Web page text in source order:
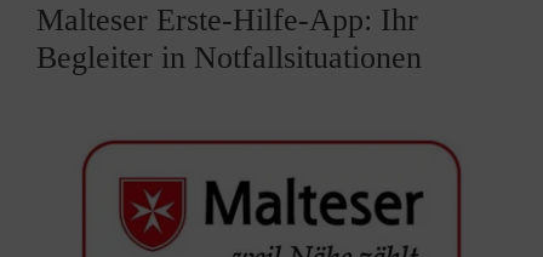
Malteser Erste-Hilfe-App: Ihr
Begleiter in Notfallsituationen